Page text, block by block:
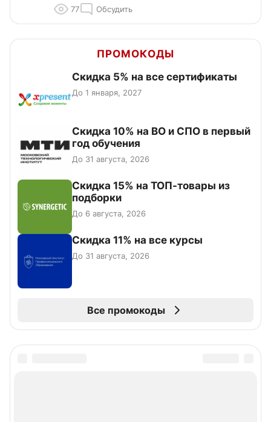
77 Обсудить
ПРОМОКОДЫ
Скидка 5% на все сертификаты
До 1 января, 2027
Скидка 10% на ВО и СПО в первый
год обучения
До 31 августа, 2026
Скидка 15% на ТОП-товары из
подборки
До 6 августа, 2026
Скидка 11% на все курсы
До 31 августа, 2026
Все промокоды